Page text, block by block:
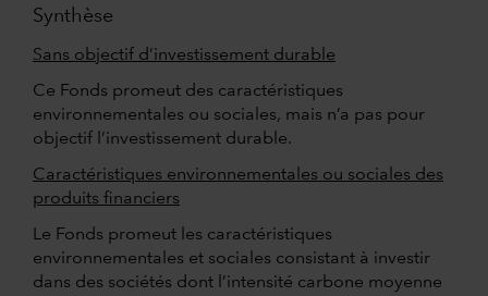
Synthèse
Sans objectif d’investissement durable
Ce Fonds promeut des caractéristiques
environnementales ou sociales, mais n’a pas pour
objectif l’investissement durable.
Caractéristiques environnementales ou sociales des
produits financiers
Le Fonds promeut les caractéristiques
environnementales et sociales consistant à investir
dans des sociétés dont l’intensité carbone moyenne